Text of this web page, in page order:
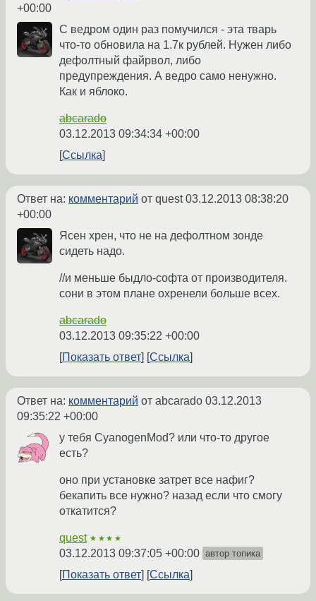
+00:00
С ведром один раз помучился - эта тварь
что-то обновила на 1.7к рублей. Нужен либо
дефолтный файрвол, либо
предупреждения. А ведро само ненужно.
Как и яблоко.
abcarado
03.12.2013 09:34:34 +00:00
Ссылка
Ответ на: комментарий от quest03.12.2013 08:38:20
+00:00
Ясен хрен, что не на дефолтном зонде
сидеть надо.
//и меньше быдло-софта от производителя.
сони в этом плане охренели больше всех.
abcarado
03.12.2013 09:35:22 +00:00
Показать ответ
Ссылка
Ответ на: комментарий от abcarado 03.12.2013
09:35:22 +00:00
у тебя CyanogenMod? или что-то другое
есть?
оно при установке затрет все нафиг?
бекапить все нужно? назад если что смогу
откатится?
quest ★★★★
03.12.2013 09:37:05 +00:00 автор топика
Показать ответ Ссылка